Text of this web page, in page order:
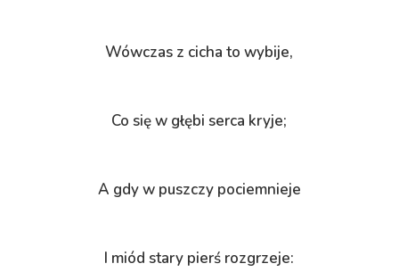
Wówczas z cicha to wybije,
Co się w głębi serca kryje;
A gdy w puszczy pociemnieje
I miód stary pierś rozgrzeje: